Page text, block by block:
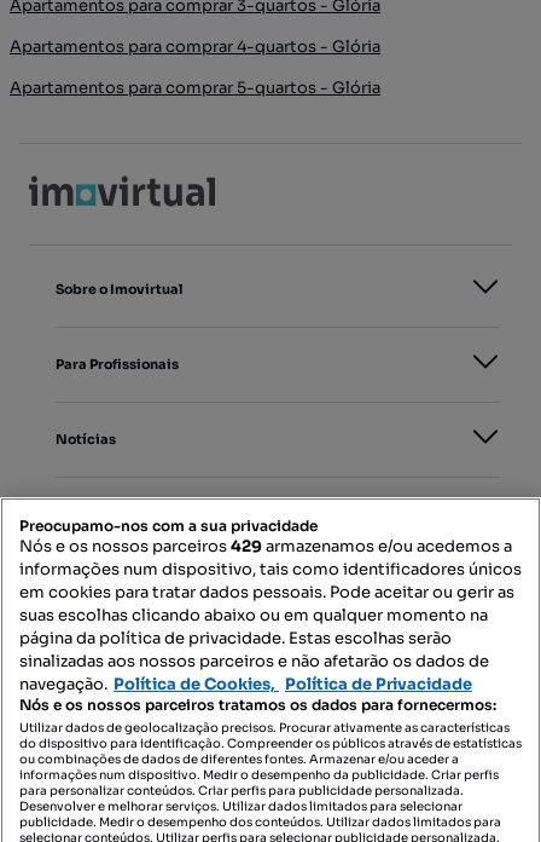
Apartamentos para comprar 3-quartos - Glória
Apartamentos para comprar 4-quartos - Glória
Apartamentos para comprar 5-quartos - Glória
Sobre o Imovirtual
Para Profissionais
Notícias
Mapa do Site
Contacte-nos
SIGA-NOS:
Preocupamo-nos com a sua privacidade
Nós e os nossos parceiros429armazenamos e/ou acedemos a
informações num dispositivo, tais como identificadores únicos
em cookies para tratar dados pessoais. Pode aceitar ou gerir as
suas escolhas clicando abaixo ou em qualquer momento na
página da política de privacidade. Estas escolhas serão
sinalizadas aos nossos parceiros e não afetarão os dados de
navegação. Política de Cookies, Política de Privacidade
Nós e os nossos parceiros tratamos os dados para fornecermos:
Utilizar dados de geolocalização precisos. Procurar ativamente as características
do dispositivo para identificação. Compreender os públicos através de estatísticas
ou combinações de dados de diferentes fontes. Armazenar e/ou aceder a
informações num dispositivo. Medir o desempenho da publicidade. Criar perfis
para personalizar conteúdos. Criar perfis para publicidade personalizada.
Desenvolver e melhorar serviços. Utilizar dados limitados para selecionar
publicidade. Medir o desempenho dos conteúdos. Utilizar dados limitados para
selecionar conteúdos. Utilizar perfis para selecionar publicidade personalizada.